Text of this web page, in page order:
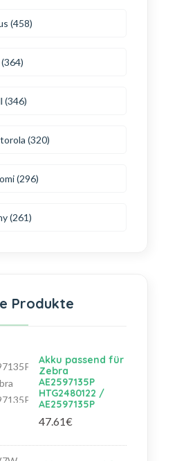
(458)
(346)
(320)
(296)
(261)
Produkte
Akku passend für
Zebra
AE2597135P
HTG2480122 /
AE2597135P
47.61€